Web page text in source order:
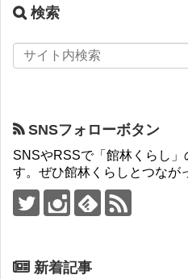
検索
SNSフォローボタン
SNSやRSSで「館林くらし」
す。ぜひ館林くらしとつなが
新着記事